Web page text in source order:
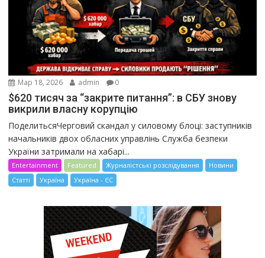
Мар 18, 2026 admin 0
$620 тисяч за “закрите питання”: в СБУ знову
викрили власну корупцію
ПоделитьсяЧерговий скандал у силовому блоці: заступників
начальників двох обласних управлінь Служба безпеки
України затримали на хабарі...
Entertainment Featured Журналістські розслідування
Новини
Статті
Україна Україна - ЄС